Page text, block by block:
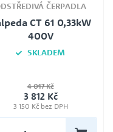
ČERPADLA
CT 61 0,33kW
400V
SKLADEM
400 V
4 017 Kč
3 812 Kč
3 150 Kč bez DPH